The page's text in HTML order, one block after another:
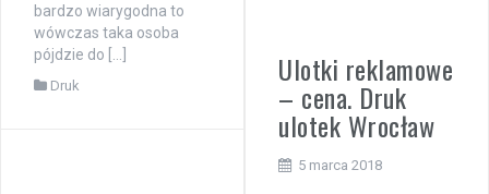
bardzo wiarygodna to
wówczas taka osoba
pójdzie do […]
Druk Ulotki reklamowe
– cena. Druk
ulotek Wrocław
5 marca 2018